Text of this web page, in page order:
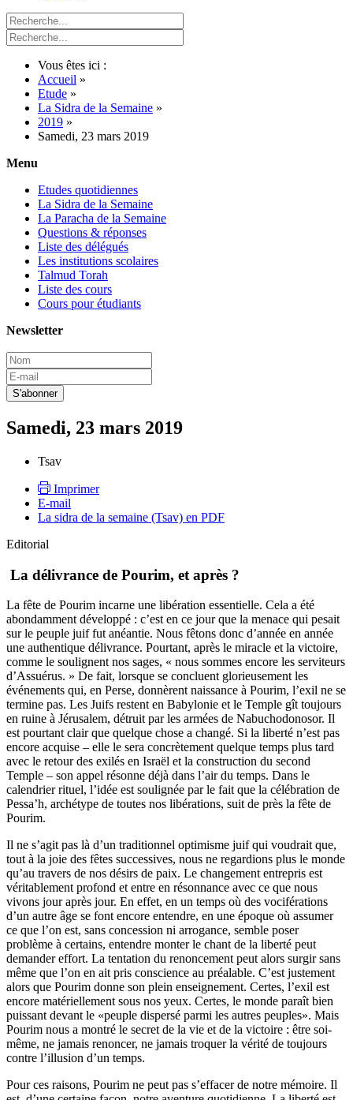
Vous êtes ici :
Accueil »
Etude »
La Sidra de la Semaine »
2019 »
Samedi, 23 mars 2019
Menu
Etudes quotidiennes
La Sidra de la Semaine
La Paracha de la Semaine
Questions & réponses
Liste des délégués
Les institutions scolaires
Talmud Torah
Liste des cours
Cours pour étudiants
Newsletter
Samedi, 23 mars 2019
Tsav
Imprimer
E-mail
La sidra de la semaine (Tsav) en PDF
Editorial
La délivrance de Pourim, et après ?
La fête de Pourim incarne une libération essentielle. Cela a été
abondamment développé : c’est en ce jour que la menace qui pesait
sur le peuple juif fut anéantie. Nous fêtons donc d’année en année
une authentique délivrance. Pourtant, après le miracle et la victoire,
comme le soulignent nos sages, « nous sommes encore les serviteurs
d’Assuérus. » De fait, lorsque se concluent glorieusement les
événements qui, en Perse, donnèrent naissance à Pourim, l’exil ne se
termine pas. Les Juifs restent en Babylonie et le Temple gît toujours
en ruine à Jérusalem, détruit par les armées de Nabuchodonosor. Il
est pourtant clair que quelque chose a changé. Si la liberté n’est pas
encore acquise – elle le sera concrètement quelque temps plus tard
avec le retour des exilés en Israël et la construction du second
Temple – son appel résonne déjà dans l’air du temps. Dans le
calendrier rituel, l’idée est soulignée par le fait que la célébration de
Pessa’h, archétype de toutes nos libérations, suit de près la fête de
Pourim.
Il ne s’agit pas là d’un traditionnel optimisme juif qui voudrait que,
tout à la joie des fêtes successives, nous ne regardions plus le monde
qu’au travers de nos désirs de paix. Le changement entrepris est
véritablement profond et entre en résonnance avec ce que nous
vivons jour après jour. En effet, en un temps où des vociférations
d’un autre âge se font encore entendre, en une époque où assumer
ce que l’on est, sans concession ni arrogance, semble poser
problème à certains, entendre monter le chant de la liberté peut
demander effort. La tentation du renoncement peut alors surgir sans
même que l’on en ait pris conscience au préalable. C’est justement
alors que Pourim donne son plein enseignement. Certes, l’exil est
encore matériellement sous nos yeux. Certes, le monde paraît bien
puissant devant le «peuple dispersé parmi les autres peuples». Mais
Pourim nous a montré le secret de la vie et de la victoire : être soi-
même, ne jamais renoncer, ne jamais troquer la vérité de toujours
contre l’illusion d’un temps.
Pour ces raisons, Pourim ne peut pas s’effacer de notre mémoire. Il